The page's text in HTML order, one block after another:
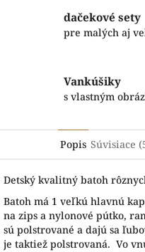
dačekové sety
pre malých aj
Vankúšiky
s vlastným
Popis Súvisiace
Detský kvalitný batoh
Batoh má 1 veľkú hlavnú
na zips a nylonové pútko,
sú polstrované a dajú sa
je taktiež polstrovaná. Vo